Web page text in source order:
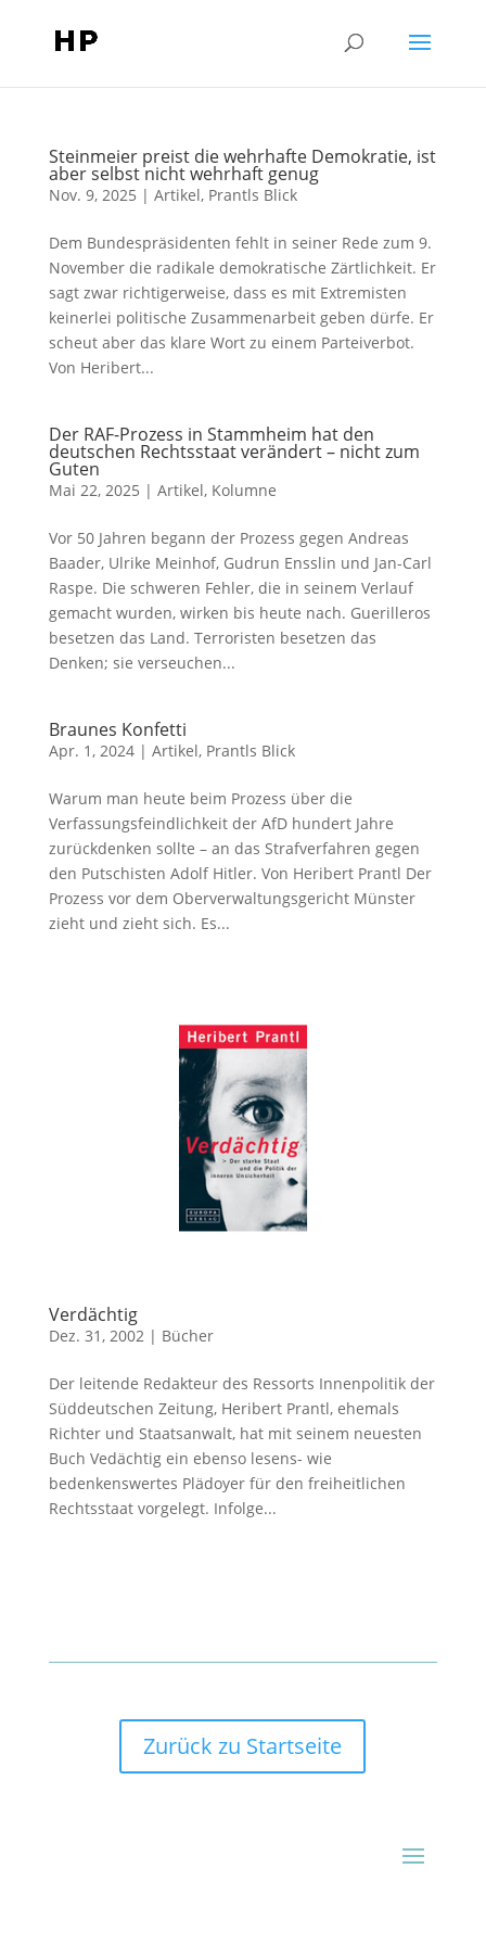
Steinmeier preist die wehrhafte Demokratie, ist
aber selbst nicht wehrhaft genug
Nov. 9, 2025 | Artikel, Prantls Blick
Dem Bundespräsidenten fehlt in seiner Rede zum 9.
November die radikale demokratische Zärtlichkeit. Er
sagt zwar richtigerweise, dass es mit Extremisten
keinerlei politische Zusammenarbeit geben dürfe. Er
scheut aber das klare Wort zu einem Parteiverbot.
Von Heribert...
Der RAF-Prozess in Stammheim hat den
deutschen Rechtsstaat verändert – nicht zum
Guten
Mai 22, 2025 | Artikel, Kolumne
Vor 50 Jahren begann der Prozess gegen Andreas
Baader, Ulrike Meinhof, Gudrun Ensslin und Jan-Carl
Raspe. Die schweren Fehler, die in seinem Verlauf
gemacht wurden, wirken bis heute nach. Guerilleros
besetzen das Land. Terroristen besetzen das
Denken; sie verseuchen...
Braunes Konfetti
Apr. 1, 2024| Artikel, Prantls Blick
Warum man heute beim Prozess über die
Verfassungsfeindlichkeit der AfD hundert Jahre
zurückdenken sollte – an das Strafverfahren gegen
den Putschisten Adolf Hitler. Von Heribert Prantl Der
Prozess vor dem Oberverwaltungsgericht Münster
zieht und zieht sich. Es...
Verdächtig
Dez. 31, 2002 | Bücher
Der leitende Redakteur des Ressorts Innenpolitik der
Süddeutschen Zeitung, Heribert Prantl, ehemals
Richter und Staatsanwalt, hat mit seinem neuesten
Buch Vedächtig ein ebenso lesens- wie
bedenkenswertes Plädoyer für den freiheitlichen
Rechtsstaat vorgelegt. Infolge...
Zurück zu Startseite